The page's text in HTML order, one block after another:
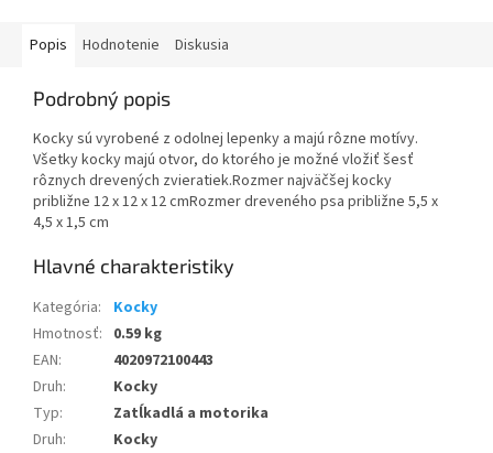
Popis Hodnotenie Diskusia
Podrobný popis
Kocky sú vyrobené z odolnej lepenky a majú rôzne motívy.
Všetky kocky majú otvor, do ktorého je možné vložiť šesť
rôznych drevených zvieratiek.Rozmer najväčšej kocky
približne 12 x 12 x 12 cmRozmer dreveného psa približne 5,5 x
4,5 x 1,5 cm
Kategória:
Kocky
Hmotnosť: 0.59 kg
EAN:
4020972100443
Druh:
Kocky
Typ:
Zatĺkadlá a motorika
Druh:
Kocky